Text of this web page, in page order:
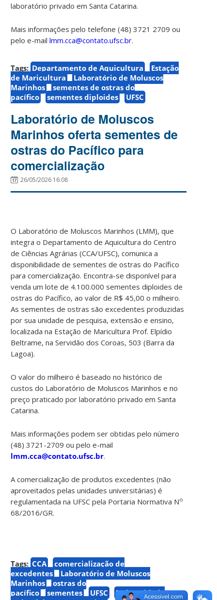
laboratório privado em Santa Catarina.
Mais informações pelo telefone (48) 3721 2709 ou
pelo e-maillmm.cca@contato.ufsc.br.
Tags: Departamento de Aquicultura
Estação
de Maricultura
Laboratório de Moluscos
Marinhos
sementes de ostras do
pacífico
sementes diploides UFSC
Laboratório de Moluscos
Marinhos oferta sementes de
ostras do Pacífico para
comercialização
26/05/2026 16:08
O Laboratório de Moluscos Marinhos (LMM), que
integra o Departamento de Aquicultura do Centro
de Ciências Agrárias (CCA/UFSC), comunica a
disponibilidade de sementes de ostras do Pacífico
para comercialização. Encontra-se disponível para
venda um lote de 4.100.000 sementes diploides de
ostras do Pacífico, ao valor de R$ 45,00 o milheiro.
As sementes de ostras são excedentes produzidas
por sua unidade de pesquisa, extensão e ensino,
localizada na Estação de Maricultura Prof. Elpídio
Beltrame, na Servidão dos Coroas, 503 (Barra da
Lagoa).
O valor do milheiro é baseado no histórico de
custos do Laboratório de Moluscos Marinhos e no
preço praticado por laboratório privado em Santa
Catarina.
Mais informações podem ser obtidas pelo número
(48) 3721-2709 ou pelo e-mail
lmm.cca@contato.ufsc.br.
A comercialização de produtos excedentes (não
aproveitados pelas unidades universitárias) é
regulamentada na UFSC pela Portaria Normativa No
68/2016/GR.
Tags: CCA
comercialização de
excedentes
Laboratório de Moluscos
Marinhos
ostras do
pacífico
sementes UFSC
Universidade